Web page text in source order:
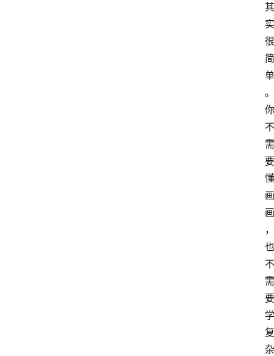
其
实
很
简
单
。
你
不
需
要
懂
画
画
，
也
不
需
要
学
复
杂